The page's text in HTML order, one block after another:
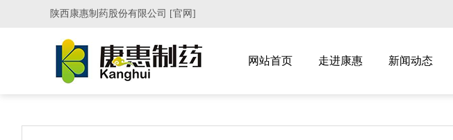
陕西康惠制药股份有限公司 [官网]
网站首页 走进康惠 新闻动态